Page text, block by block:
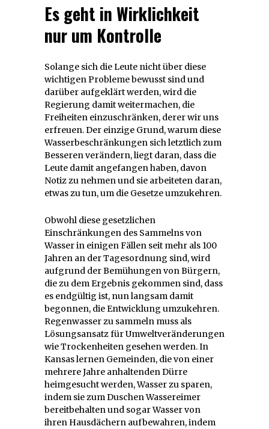
Es geht in Wirklichkeit
nur um Kontrolle
Solange sich die Leute nicht über diese
wichtigen Probleme bewusst sind und
darüber aufgeklärt werden, wird die
Regierung damit weitermachen, die
Freiheiten einzuschränken, derer wir uns
erfreuen. Der einzige Grund, warum diese
Wasserbeschränkungen sich letztlich zum
Besseren verändern, liegt daran, dass die
Leute damit angefangen haben, davon
Notiz zu nehmen und sie arbeiteten daran,
etwas zu tun, um die Gesetze umzukehren.
Obwohl diese gesetzlichen
Einschränkungen des Sammelns von
Wasser in einigen Fällen seit mehr als 100
Jahren an der Tagesordnung sind, wird
aufgrund der Bemühungen von Bürgern,
die zu dem Ergebnis gekommen sind, dass
es endgültig ist, nun langsam damit
begonnen, die Entwicklung umzukehren.
Regenwasser zu sammeln muss als
Lösungsansatz für Umweltveränderungen
wie Trockenheiten gesehen werden. In
Kansas lernen Gemeinden, die von einer
mehrere Jahre anhaltenden Dürre
heimgesucht werden, Wasser zu sparen,
indem sie zum Duschen Wassereimer
bereitbehalten und sogar Wasser von
ihren Hausdächern aufbewahren, indem